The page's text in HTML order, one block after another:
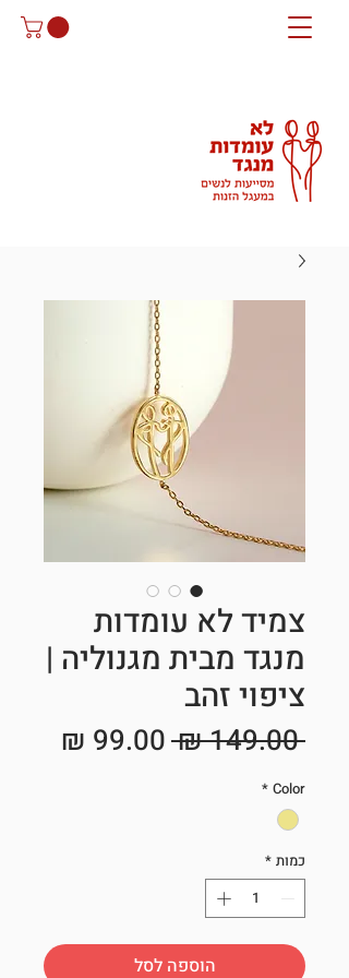
צמיד לא עומדות
מנגד מבית מגנוליה |
ציפוי זהב
‏149.00 ‏₪
מחיר
Color
*
כמות *
הוספה לסל